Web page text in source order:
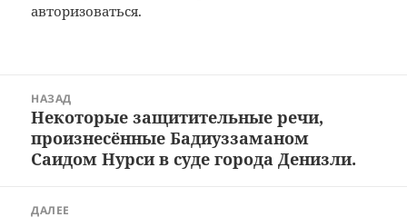
авторизоваться.
записям
НАЗАД
Предыдущая
запись:
Некоторые защитительные речи,
произнесённые Бадиуззаманом
Саидом Нурси в суде города Денизли.
ДАЛЕЕ